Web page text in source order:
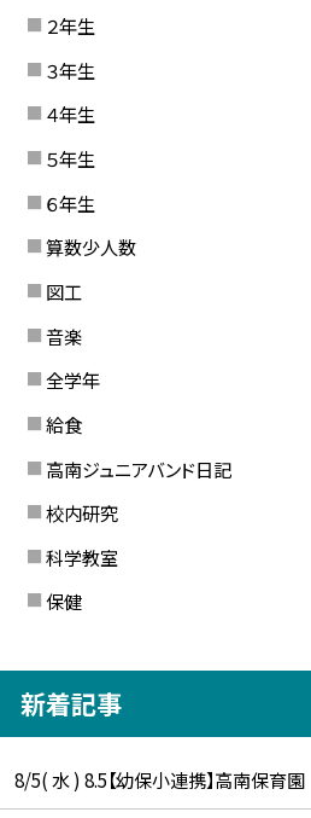
２年生
３年生
４年生
５年生
６年生
算数少人数
図工
音楽
全学年
給食
高南ジュニアバンド日記
校内研究
科学教室
保健
新着記事
8/5( 水 ) 8.5【幼保小連携】高南保育園